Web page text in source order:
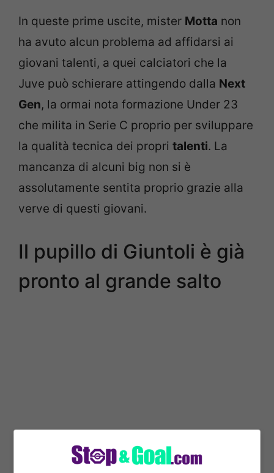
In queste prime uscite, mister Motta non
ha avuto alcun problema ad affidarsi ai
giovani talenti, a quei calciatori che la
Juve può schierare attingendo dalla Next
Gen, la ormai nota formazione Under 23
che milita in Serie C proprio per sviluppare
la qualità tecnica dei propri talenti. La
mancanza di alcuni big non si è
assolutamente sentita proprio grazie alla
verve di questi giovani.
Il pupillo di Giuntoli è già
pronto al grande salto